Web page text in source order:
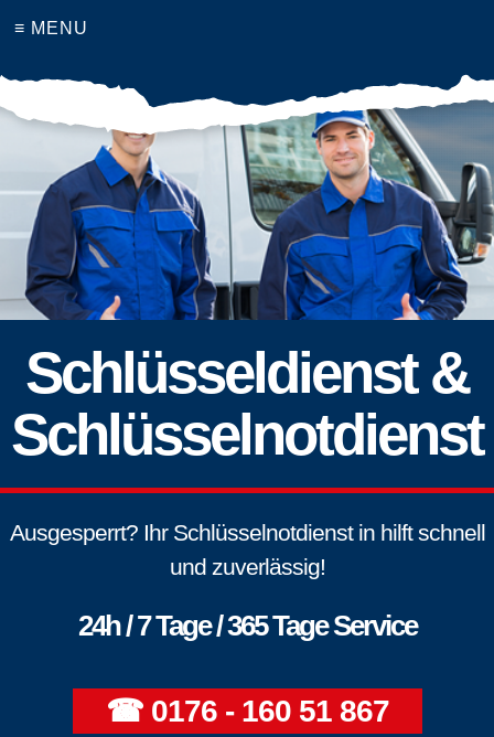
≡ MENU
Schlüsseldienst &
Schlüsselnotdienst
Ausgesperrt? Ihr Schlüsselnotdienst in hilft schnell
und zuverlässig!
24h / 7 Tage / 365 Tage Service
☎ 0176 - 160 51 867